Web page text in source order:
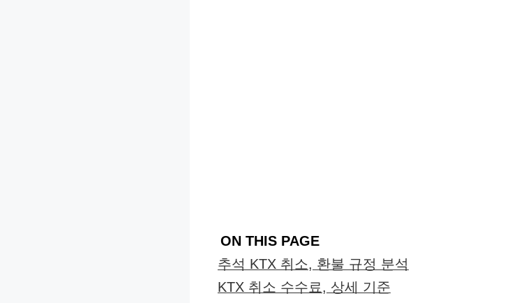
ON THIS PAGE
추석 KTX 취소, 환불 규정 분석
KTX 취소 수수료, 상세 기준